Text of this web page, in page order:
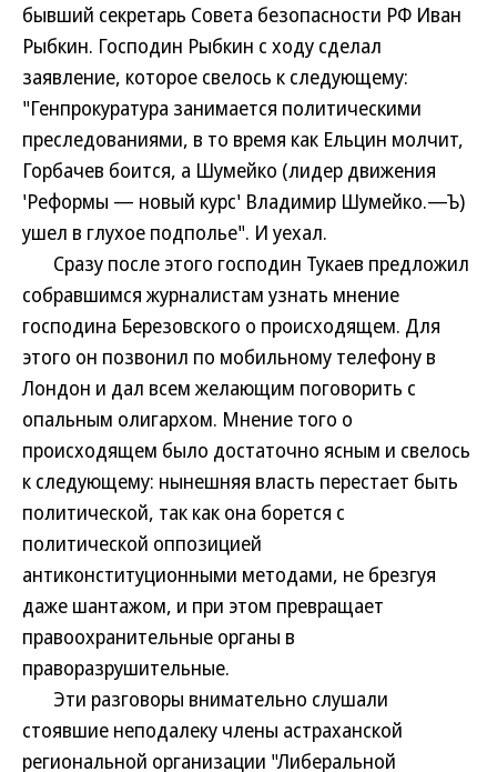
бывший секретарь Совета безопасности РФ Иван
Рыбкин. Господин Рыбкин с ходу сделал
заявление, которое свелось к следующему:
"Генпрокуратура занимается политическими
преследованиями, в то время как Ельцин молчит,
Горбачев боится, а Шумейко (лидер движения
'Реформы — новый курс' Владимир Шумейко.—Ъ)
ушел в глухое подполье". И уехал.
Сразу после этого господин Тукаев предложил
собравшимся журналистам узнать мнение
господина Березовского о происходящем. Для
этого он позвонил по мобильному телефону в
Лондон и дал всем желающим поговорить с
опальным олигархом. Мнение того о
происходящем было достаточно ясным и свелось
к следующему: нынешняя власть перестает быть
политической, так как она борется с
политической оппозицией
антиконституционными методами, не брезгуя
даже шантажом, и при этом превращает
правоохранительные органы в
праворазрушительные.
Эти разговоры внимательно слушали
стоявшие неподалеку члены астраханской
региональной организации "Либеральной